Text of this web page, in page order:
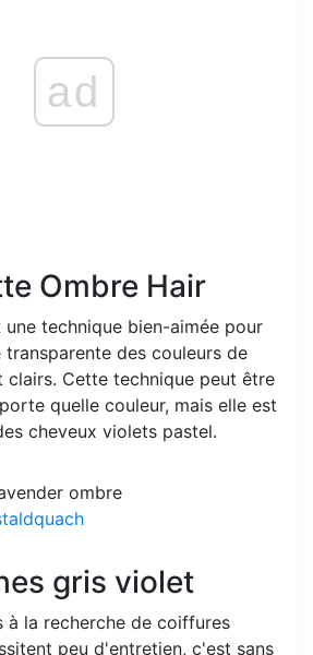
ad
Ombre Hair
technique bien-aimée pour
des couleurs de
clairs. Cette technique peut être
quelle couleur, mais elle est
cheveux violets pastel.
gris violet
à la recherche de coiffures
peu d'entretien, c'est sans